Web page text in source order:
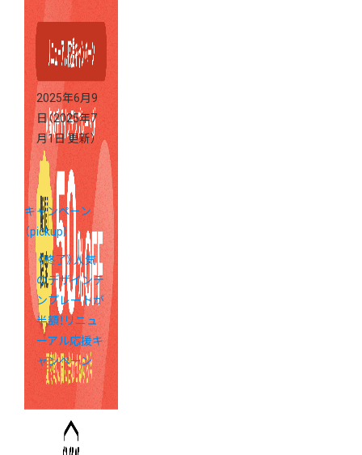
コツ
2025年6月9
日（2025年7
月1日 更新）
キャンペーン
（pickup）
《終了》人気
のデザインテ
ンプレートが
半額！リニュ
ーアル応援キ
ャンペーン